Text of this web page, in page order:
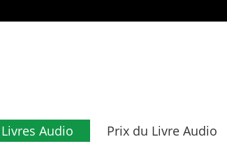
Livres Audio Prix du Livre Audio